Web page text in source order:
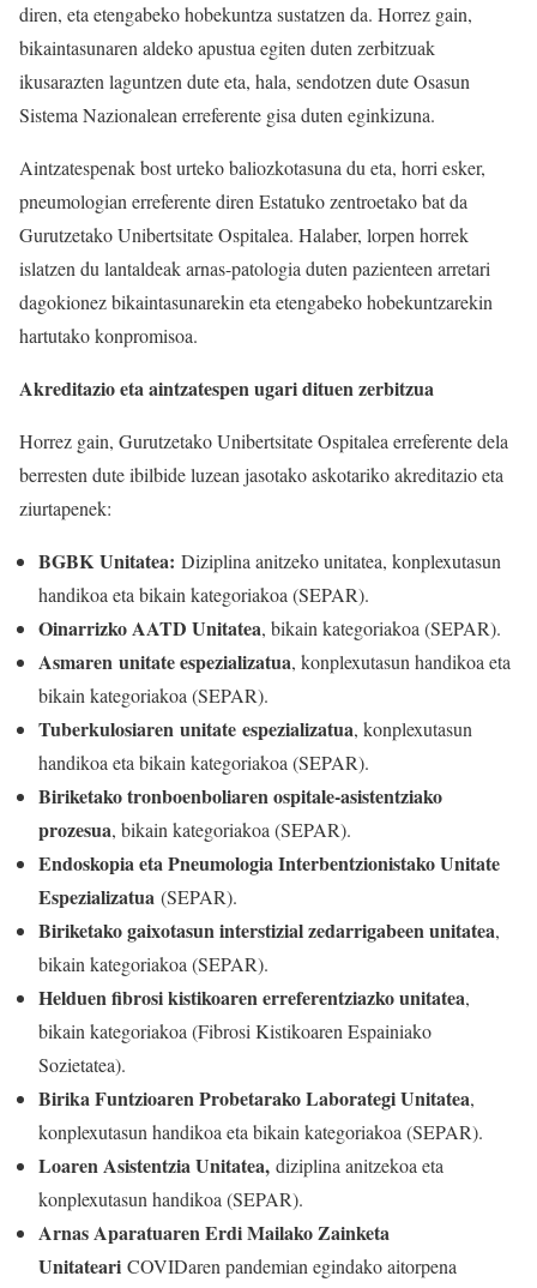
diren, eta etengabeko hobekuntza sustatzen da. Horrez gain,
bikaintasunaren aldeko apustua egiten duten zerbitzuak
ikusarazten laguntzen dute eta, hala, sendotzen dute Osasun
Sistema Nazionalean erreferente gisa duten eginkizuna.
Aintzatespenak bost urteko baliozkotasuna du eta, horri esker,
pneumologian erreferente diren Estatuko zentroetako bat da
Gurutzetako Unibertsitate Ospitalea. Halaber, lorpen horrek
islatzen du lantaldeak arnas-patologia duten pazienteen arretari
dagokionez bikaintasunarekin eta etengabeko hobekuntzarekin
hartutako konpromisoa.
Akreditazio eta aintzatespen ugari dituen zerbitzua
Horrez gain, Gurutzetako Unibertsitate Ospitalea erreferente dela
berresten dute ibilbide luzean jasotako askotariko akreditazio eta
ziurtapenek:
BGBK Unitatea: Diziplina anitzeko unitatea, konplexutasun
handikoa eta bikain kategoriakoa (SEPAR).
Oinarrizko AATD Unitatea, bikain kategoriakoa (SEPAR).
Asmaren unitate espezializatua, konplexutasun handikoa eta
bikain kategoriakoa (SEPAR).
Tuberkulosiaren unitate espezializatua, konplexutasun
handikoa eta bikain kategoriakoa (SEPAR).
Biriketako tronboenboliaren ospitale-asistentziako
prozesua, bikain kategoriakoa (SEPAR).
Endoskopia eta Pneumologia Interbentzionistako Unitate
Espezializatua (SEPAR).
Biriketako gaixotasun interstizial zedarrigabeen unitatea,
bikain kategoriakoa (SEPAR).
Helduen fibrosi kistikoaren erreferentziazko unitatea,
bikain kategoriakoa (Fibrosi Kistikoaren Espainiako
Sozietatea).
Birika Funtzioaren Probetarako Laborategi Unitatea,
konplexutasun handikoa eta bikain kategoriakoa (SEPAR).
Loaren Asistentzia Unitatea, diziplina anitzekoa eta
konplexutasun handikoa (SEPAR).
Arnas Aparatuaren Erdi Mailako Zainketa
Unitateari COVIDaren pandemian egindako aitorpena